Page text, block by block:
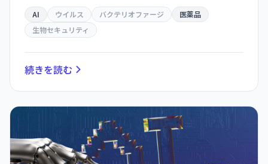
点を意味する。
AI ウイルス バクテリオファージ
医薬品
生物セキュリティ
続きを読む